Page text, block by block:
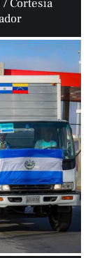
Cortesía